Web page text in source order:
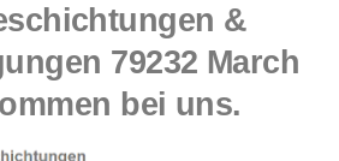
&
79232 March
bei uns.